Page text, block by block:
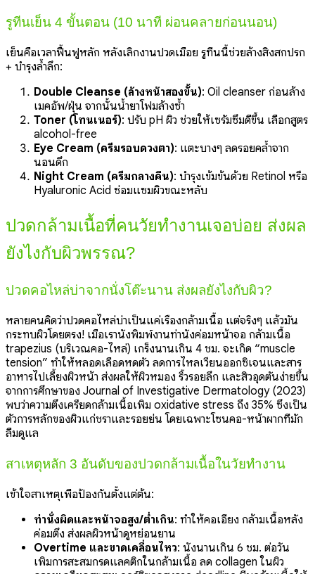
รูทีนเย็น 4 ขั้นตอน (10 นาที ผ่อนคลายก่อนนอน)
เย็นคือเวลาฟื้นฟูหลัก หลังเลิกงานปวดเมื่อย รูทีนนี้ช่วยล้างสิ่งสกปรก
+ บำรุงล้ำลึก:
Double Cleanse (ล้างหน้าสองขั้น): Oil cleanser ก่อนล้าง
เมคอัพ/ฝุ่น จากนั้นน้ำยาโฟมล้างซ้ำ
Toner (โทนเนอร์): ปรับ pH ผิว ช่วยให้เซรั่มซึมดีขึ้น เลือกสูตร
alcohol-free
Eye Cream (ครีมรอบดวงตา): แตะบางๆ ลดรอยคล้ำจาก
นอนดึก
Night Cream (ครีมกลางคืน): บำรุงเข้มข้นด้วย Retinol หรือ
Hyaluronic Acid ซ่อมแซมผิวขณะหลับ
ปวดกล้ามเนื้อที่คนวัยทำงานเจอบ่อย ส่งผล
ยังไงกับผิวพรรณ?
ปวดคอไหล่บ่าจากนั่งโต๊ะนาน ส่งผลยังไงกับผิว?
หลายคนคิดว่าปวดคอไหล่บ่าเป็นแค่เรื่องกล้ามเนื้อ แต่จริงๆ แล้วมัน
กระทบผิวโดยตรง! เมื่อเรานั่งพิมพ์งานท่านั่งค่อมหน้าจอ กล้ามเนื้อ
trapezius (บริเวณคอ-ไหล่) เกร็งนานเกิน 4 ชม. จะเกิด “muscle
tension” ทำให้หลอดเลือดหดตัว ลดการไหลเวียนออกซิเจนและสาร
อาหารไปเลี้ยงผิวหน้า ส่งผลให้ผิวหมอง ริ้วรอยลึก และสิวอุดตันง่ายขึ้น
จากการศึกษาของ Journal of Investigative Dermatology (2023)
พบว่าความตึงเครียดกล้ามเนื้อเพิ่ม oxidative stress ถึง 35% ซึ่งเป็น
ตัวการหลักของผิวแก่ชราและรอยย่น โดยเฉพาะโซนคอ-หน้าผากที่มัก
ลืมดูแล
สาเหตุหลัก 3 อันดับของปวดกล้ามเนื้อในวัยทำงาน
เข้าใจสาเหตุเพื่อป้องกันตั้งแต่ต้น:
ท่านั่งผิดและหน้าจอสูง/ต่ำเกิน: ทำให้คอเอียง กล้ามเนื้อหลัง
ค่อมตึง ส่งผลผิวหน้าดูหย่อนยาน
Overtime และขาดเคลื่อนไหว: นั่งนานเกิน 6 ชม. ต่อวัน
เพิ่มการสะสมกรดแลคติกในกล้ามเนื้อ ลด collagen ในผิว